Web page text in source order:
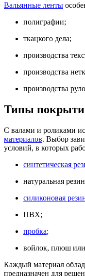
Вальянные ленты
полиграфии;
ткацкого дела;
производства
производства
производства
Типы
С валами и роликами
материалов. Выбор
условий, в которых
синтетическая
натуральная
силиконовая
ПВХ;
пробка;
войлок, плюш
Каждый материал
предназначен для